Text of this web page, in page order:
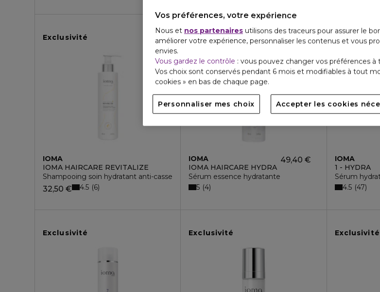
Exclusivité
IOMA
IOMA HAIRCARE REVITALIZE
Shampooing soin hydratant anti-casse
32,50 € 4.5 6
Exclusivité
IOMA
IOMA HAIRCARE HYDRA
Sérum essence hydratante
49,40 €
5 4
Exclusivité
IOMA
1 - HYDRA
Sérum
4.5 47
Exclusivité Exclusivité Exclusivité
Vos préférences, votre expérience
Nous et nos partenaires utilisons des traceurs pour assurer le
améliorer votre expérience, personnaliser les contenus et vous
envies.
Vous gardez le contrôle : vous pouvez changer vos préférences
Vos choix sont conservés pendant 6 mois et modifiables à tout
cookies » en bas de chaque page.
Personnaliser mes choix Accepter les cookies